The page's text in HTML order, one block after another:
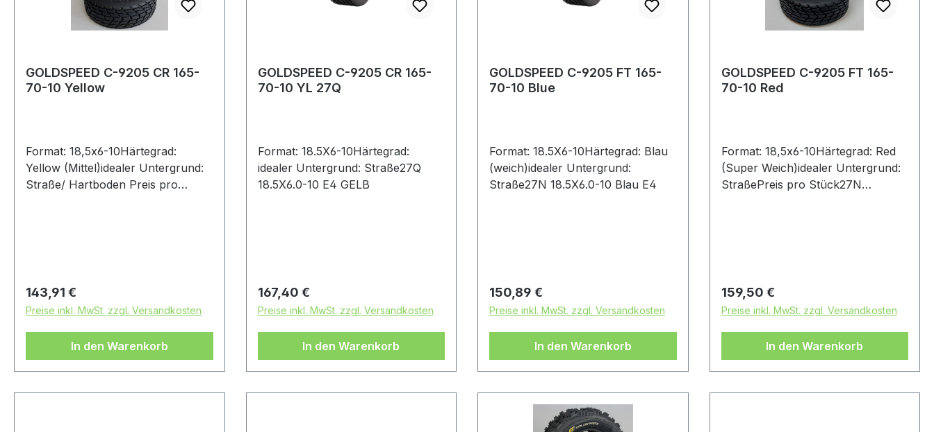
GOLDSPEED C-9205 CR 165-
70-10 Yellow
Format: 18,5x6-10Härtegrad:
Yellow (Mittel)idealer Untergrund:
Straße/ Hartboden Preis pro
Regulärer Preis:
143,91 €
Preise inkl. MwSt. zzgl. Versandkosten
In den Warenkorb
GOLDSPEED C-9205 CR 165-
70-10 YL 27Q
Format: 18.5X6-10Härtegrad:
idealer Untergrund: Straße27Q
18.5X6.0-10 E4 GELB
Regulärer Preis:
167,40 €
Preise inkl. MwSt. zzgl. Versandkosten
In den Warenkorb
GOLDSPEED C-9205 FT 165-
70-10 Blue
Format: 18.5X6-10Härtegrad: Blau
(weich)idealer Untergrund:
Straße27N 18.5X6.0-10 Blau E4
Regulärer Preis:
150,89 €
Preise inkl. MwSt. zzgl. Versandkosten
In den Warenkorb
GOLDSPEED C-9205 FT 165-
70-10 Red
Format: 18,5x6-10Härtegrad: Red
(Super Weich)idealer Untergrund:
StraßePreis pro Stück27N
Regulärer Preis:
159,50 €
Preise inkl. MwSt. zzgl. Versandkosten
In den Warenkorb